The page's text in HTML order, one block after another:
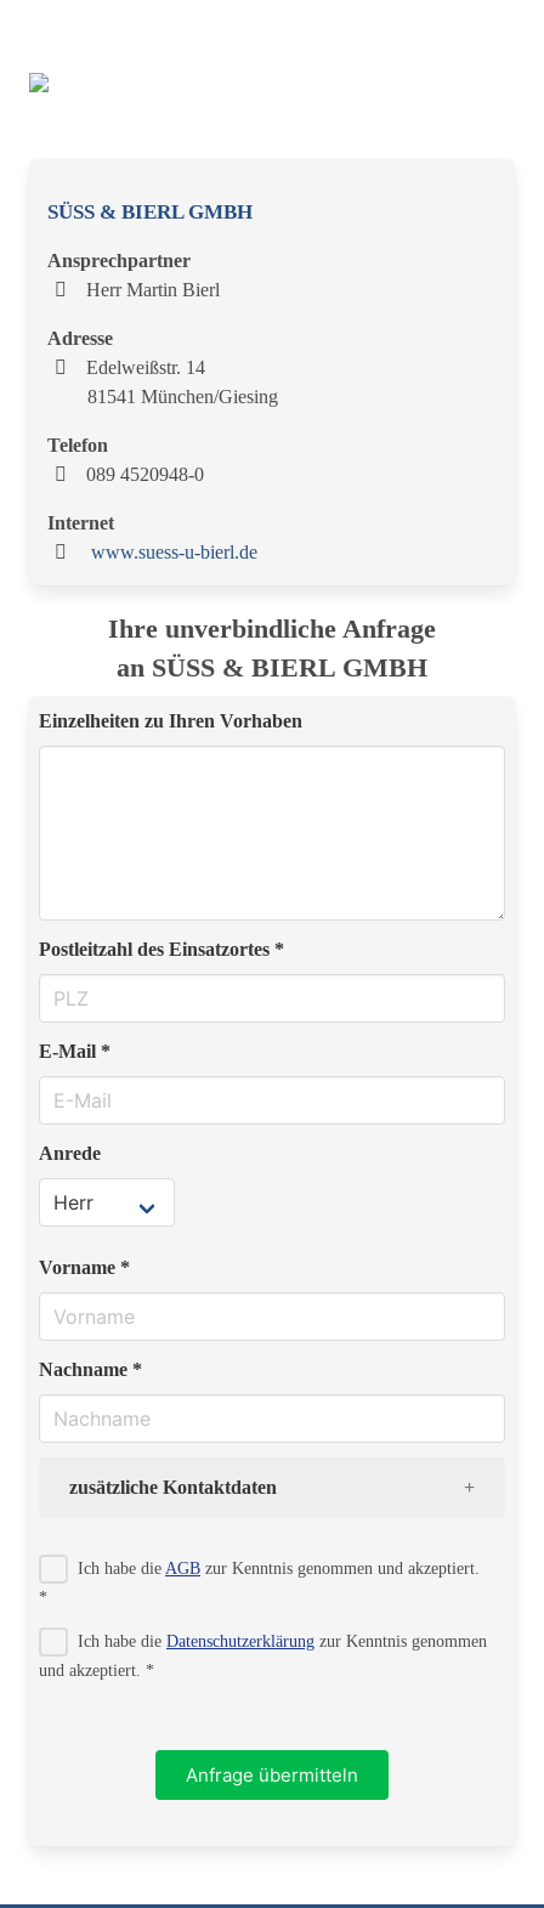
SÜSS & BIERL GMBH
Ansprechpartner
Herr Martin Bierl
Adresse
Edelweißstr. 14
81541 München/Giesing
Telefon
089 4520948-0
Internet
www.suess-u-bierl.de
Ihre unverbindliche Anfrage
an SÜSS & BIERL GMBH
Einzelheiten zu Ihren Vorhaben
Postleitzahl des Einsatzortes *
E-Mail *
Anrede
Vorname *
Nachname *
zusätzliche Kontaktdaten
Ich habe die AGB zur Kenntnis genommen und akzeptiert.
*
Ich habe die Datenschutzerklärung zur Kenntnis genommen
und akzeptiert. *
Anfrage übermitteln